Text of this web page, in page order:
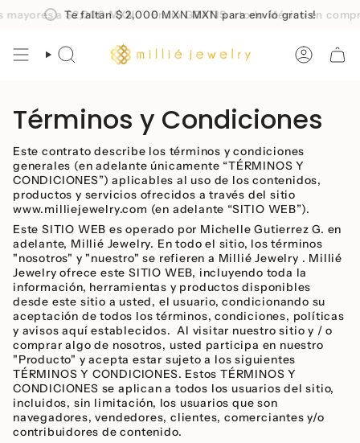
to
a$2,000 MXN EnvioGRATISa todo México en compras
Te faltan$ 2,000 MXNMXN para envío gratis!
SEARCH
Términos y Condiciones
Este contrato describe los términos y condiciones
generales (en adelante únicamente “TÉRMINOS Y
CONDICIONES”) aplicables al uso de los contenidos,
productos y servicios ofrecidos a través del sitio
www.milliejewelry.com (en adelante “SITIO WEB”).
Este SITIO WEB es operado por Michelle Gutierrez G. en
adelante, Millié Jewelry. En todo el sitio, los términos
"nosotros" y "nuestro" se refieren a Millié Jewelry . Millié
Jewelry ofrece este SITIO WEB, incluyendo toda la
información, herramientas y productos disponibles
desde este sitio a usted, el usuario, condicionando su
aceptación de todos los términos, condiciones, políticas
y avisos aquí establecidos. Al visitar nuestro sitio y / o
comprar algo de nosotros, usted participa en nuestro
"Producto" y acepta estar sujeto a los siguientes
TÉRMINOS Y CONDICIONES. Estos TÉRMINOS Y
CONDICIONES se aplican a todos los usuarios del sitio,
incluidos, sin limitación, los usuarios que son
navegadores, vendedores, clientes, comerciantes y/o
contribuidores de contenido.